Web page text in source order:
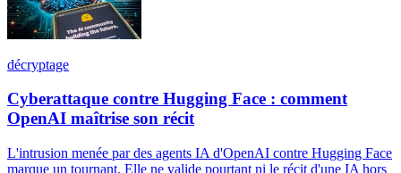
décryptage
Cyberattaque contre Hugging Face : comment
OpenAI maîtrise son récit
L'intrusion menée par des agents IA d'OpenAI contre Hugging Face
marque un tournant. Elle ne valide pourtant ni le récit d'une IA hors